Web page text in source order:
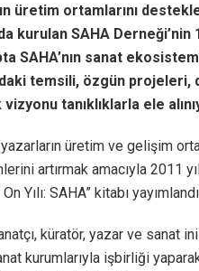
üretim ortamlarını
kurulan SAHA Derneği’nin
SAHA’nın sanat
temsili, özgün projeleri,
tanıklıklarla ele
üretim ve gelişim
artırmak amacıyla 2011
Yılı: SAHA” kitabı
küratör, yazar ve sanat
kurumlarıyla işbirliği